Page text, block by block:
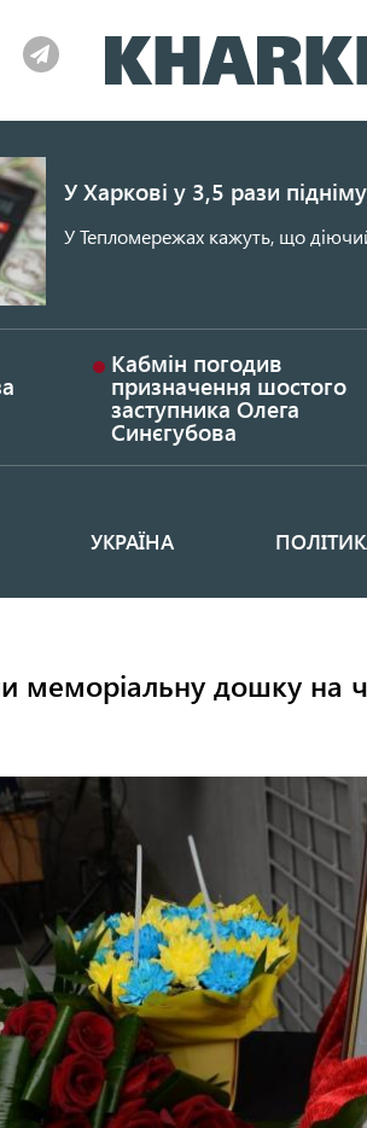
У Харкові у 3,5 рази
У Тепломережах кажуть, що
Кабмін погодив
призначення шостого
заступника Олега
Синєгубова
УКРАЇНА
меморіальну дошку на